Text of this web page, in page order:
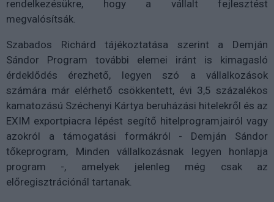
rendelkezésükre, hogy a vállalt fejlesztést
megvalósítsák.
Szabados Richárd tájékoztatása szerint a Demján
Sándor Program további elemei iránt is kimagasló
érdeklődés érezhető, legyen szó a vállalkozások
számára már elérhető csökkentett, évi 3,5 százalékos
kamatozású Széchenyi Kártya beruházási hitelekről és az
EXIM exportpiacra lépést segítő hitelprogramjairól vagy
azokról a támogatási formákról - Demján Sándor
tőkeprogram, Minden vállalkozásnak legyen honlapja
program -, amelyek jelenleg még csak az
előregisztrációnál tartanak.